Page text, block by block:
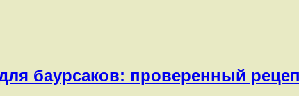
баурсаков: проверенный